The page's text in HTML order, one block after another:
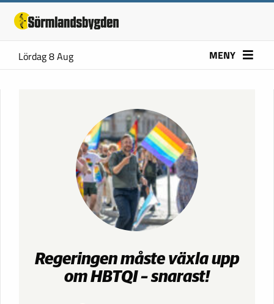
Lördag 8 Aug MENY
Regeringen måste växla upp
om HBTQI – snarast!